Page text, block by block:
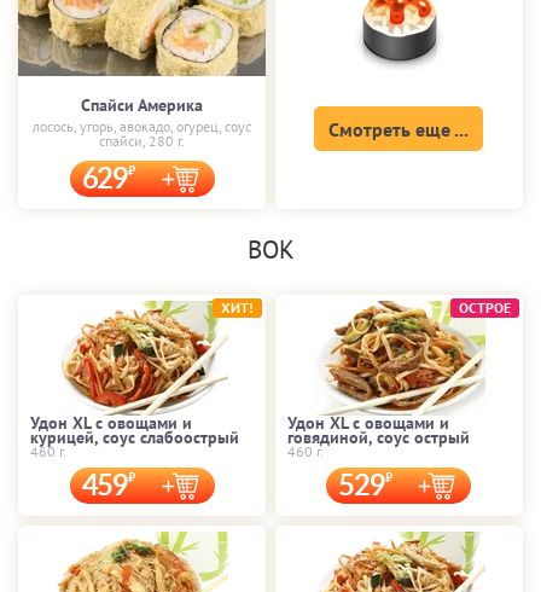
Спайси Америка
лосось, угорь, авокадо, огурец, соус
спайси, 280 г.
629
Смотреть еще ...
ВОК
Удон XL с овощами и
курицей, соус слабоострый
460 г.
459
ХИТ!
Удон XL с овощами и
говядиной, соус острый
460 г.
529
ОСТРОЕ